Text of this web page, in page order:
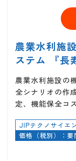
農業水利施
ステム 『長
農業水利施設の
全シナリオの作
定、機能保全コ
JIPテクノサイエ
価格（税別）：要